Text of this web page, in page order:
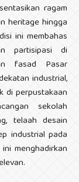
ragam
heritage hingga
ini membahas
partisipasi di
fasad Pasar
industrial,
di perpustakaan
sekolah
telaah desain
industrial pada
menghadirkan